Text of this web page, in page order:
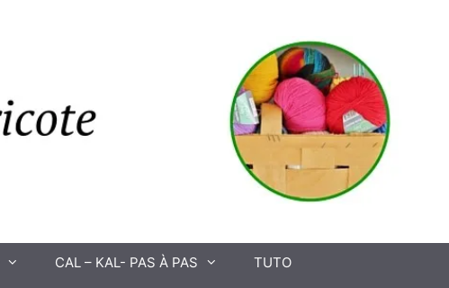
CAL – KAL- PAS À PAS TUTO